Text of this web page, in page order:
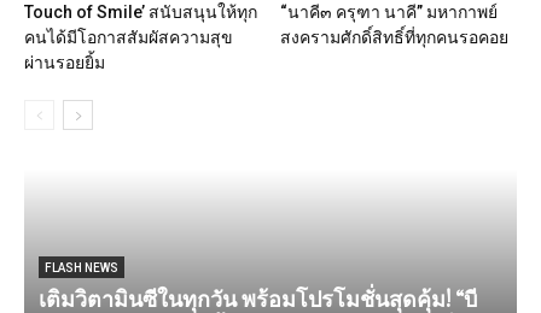
Touch of Smile’ สนับสนุนให้ทุก
คนได้มีโอกาสสัมผัสความสุข
ผ่านรอยยิ้ม
“นาคี๓ ครุฑา นาคี” มหากาพย์
สงครามศักดิ์สิทธิ์ที่ทุกคนรอคอย
FLASH NEWS
เติมวิตามินซีในทุกวัน พร้อมโปรโมชั่นสุดคุ้ม! “บี